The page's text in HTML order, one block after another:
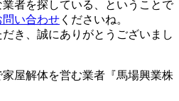
者を探している、ということで
問い合わせ くださいね。
き、誠にありがとうございまし
屋解体を営む業者『馬場興業株